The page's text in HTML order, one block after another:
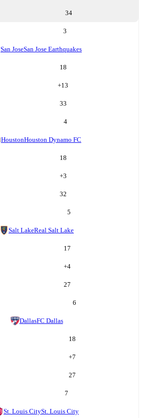
34
3
San JoseSan Jose Earthquakes
18
+13
33
4
HoustonHouston Dynamo FC
18
+3
32
5
Salt LakeReal Salt Lake
17
+4
27
6
DallasFC Dallas
18
+7
27
7
St. Louis CitySt. Louis City